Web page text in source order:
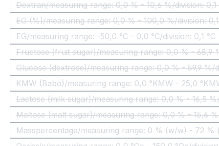
Dextran/measuring range: 0,0 % - 10,6 %/division: 0,1
(Questa opzione non è al
EG (%)/measuring range: 0,0 % - 100,0 %/division:
(Questa opzione non è al
EG/measuring range: -50,0 °C - 0,0 °C/division: 0,1 °C
(Questa opzione non è al
Fructose (fruit sugar)/measuring range: 0,0 % - 68,9
(Questa opzione non
Glucose (dextrose)/measuring range: 0,0 % - 59,9 %/
(Questa opzione non è
KMW (Babo)/measuring range: 0,0 °KMW - 25,0
(Questa opzione
Lactose (milk sugar)/measuring range: 0,0 % - 16,5
(Questa opzione non
Maltose (malt sugar)/measuring range: 0,0 % - 15,6
(Questa opzione non
Masspercentage/measuring range: 0 % (w/w) - 72 %
(Questa